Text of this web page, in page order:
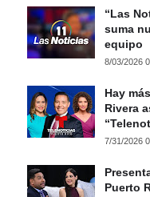
“Las
suma
equipo
8/03/2026
Hay
Rivera
7/31/2026
Puerto